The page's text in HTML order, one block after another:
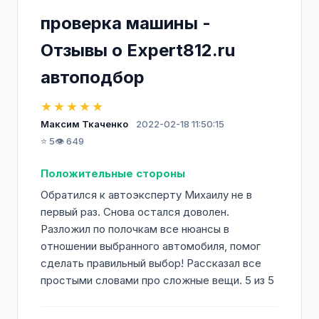
проверка машины -
Отзывы о Expert812.ru
автоподбор
★★★★★
Максим Ткаченко
2022-02-18 11:50:15
⭐ 5👁️ 649
Положительные стороны
Обратился к автоэксперту Михаилу не в
первый раз. Снова остался доволен.
Разложил по полочкам все нюансы в
отношении выбранного автомобиля, помог
сделать правильный выбор! Рассказал все
простыми словами про сложные вещи. 5 из 5